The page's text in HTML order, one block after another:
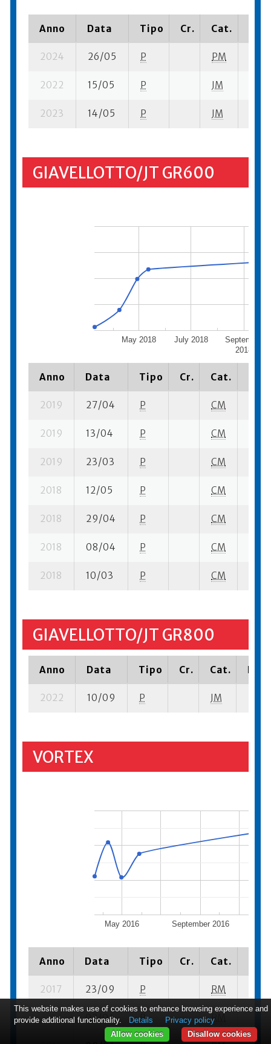
Anno Data Tipo Cr. Cat.
2024 26/05 P PM
2022 15/05 P JM
2023 14/05 P JM
GIAVELLOTTO/JT GR600
May 2018 July 2018
September
2018
Anno Data Tipo Cr. Cat.
2019 27/04 P CM
2019 13/04 P CM
2019 23/03 P CM
2018 12/05 P CM
2018 29/04 P CM
2018 08/04 P CM
2018 10/03 P CM
GIAVELLOTTO/JT GR800
Anno Data Tipo Cr. Cat.
2022 10/09 P JM
VORTEX
May 2016 September 2016
Anno Data Tipo Cr. Cat.
2017 23/09 P RM
2017 02/04 P RM
This website makes use of cookies to enhance browsing experience and
provide additional functionality.
Details
Privacy policy
Disallow cookies
Allow cookies